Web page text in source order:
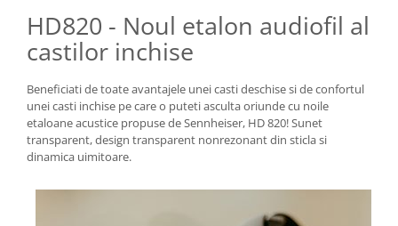
HD820 - Noul etalon audiofil al
castilor inchise
Beneficiati de toate avantajele unei casti deschise si de confortul
unei casti inchise pe care o puteti asculta oriunde cu noile
etaloane acustice propuse de Sennheiser, HD 820! Sunet
transparent, design transparent nonrezonant din sticla si
dinamica uimitoare.